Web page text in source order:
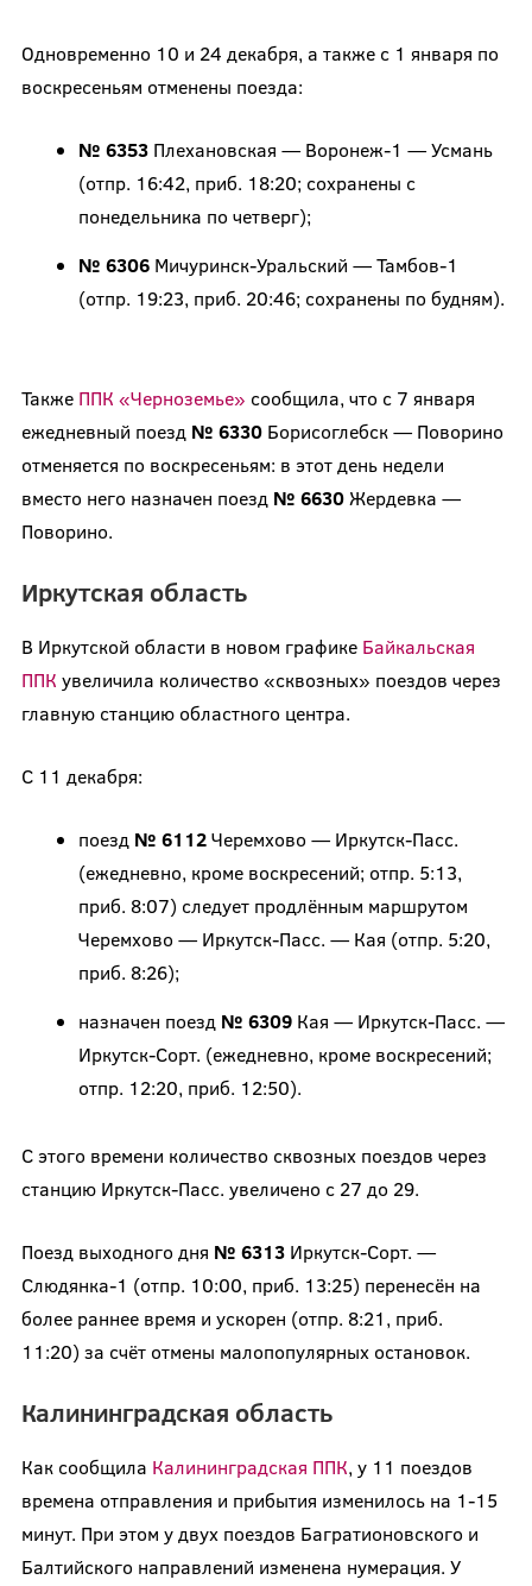
Одновременно 10 и 24 декабря, а также с 1 января по
воскресеньям отменены поезда:
№ 6353Плехановская — Воронеж-1 — Усмань
(отпр. 16:42, приб. 18:20; сохранены с
понедельника по четверг);
№ 6306Мичуринск-Уральский — Тамбов-1
(отпр. 19:23, приб. 20:46; сохранены по будням).
Также ППК «Черноземье» сообщила, что с 7 января
ежедневный поезд № 6330Борисоглебск — Поворино
отменяется по воскресеньям: в этот день недели
вместо него назначен поезд № 6630Жердевка —
Поворино.
Иркутская область
В Иркутской области в новом графике Байкальская
ППК увеличила количество «сквозных» поездов через
главную станцию областного центра.
С 11 декабря:
поезд № 6112Черемхово — Иркутск-Пасс.
(ежедневно, кроме воскресений; отпр. 5:13,
приб. 8:07) следует продлённым маршрутом
Черемхово — Иркутск-Пасс. — Кая (отпр. 5:20,
приб. 8:26);
назначен поезд № 6309Кая — Иркутск-Пасс. —
Иркутск-Сорт. (ежедневно, кроме воскресений;
отпр. 12:20, приб. 12:50).
С этого времени количество сквозных поездов через
станцию Иркутск-Пасс. увеличено с 27 до 29.
Поезд выходного дня № 6313Иркутск-Сорт. —
Слюдянка-1 (отпр. 10:00, приб. 13:25) перенесён на
более раннее время и ускорен (отпр. 8:21, приб.
11:20) за счёт отмены малопопулярных остановок.
Калининградская область
Как сообщила Калининградская ППК, у 11 поездов
времена отправления и прибытия изменилось на 1-15
минут. При этом у двух поездов Багратионовского и
Балтийского направлений изменена нумерация. У